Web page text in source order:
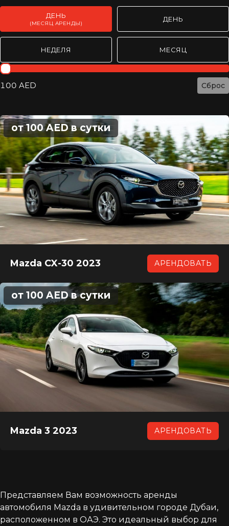
ДЕНЬ
(МЕСЯЦ АРЕНДЫ)
ДЕНЬ
НЕДЕЛЯ МЕСЯЦ
Rent day mothly
100 AED Сброс
Mazda CX-30 2023 АРЕНДОВАТЬ
от 100 AED в сутки
Mazda 3 2023 АРЕНДОВАТЬ
от 100 AED в сутки
Представляем Вам возможность аренды
автомобиля Mazda в удивительном городе Дубаи,
расположенном в ОАЭ. Это идеальный выбор для